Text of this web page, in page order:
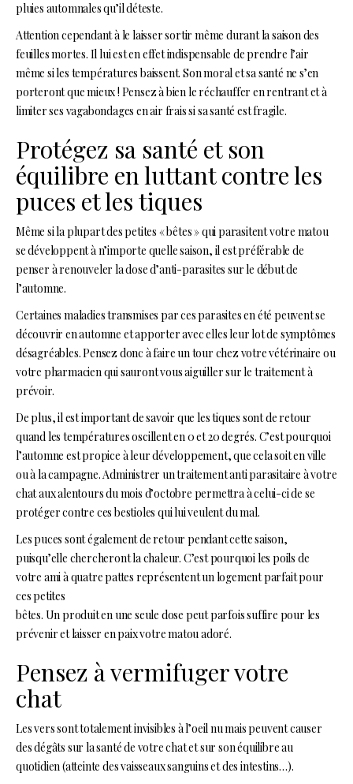
pluies automnales qu’il déteste.
Attention cependant à le laisser sortir même durant la saison des
feuilles mortes. Il lui est en effet indispensable de prendre l’air
même si les températures baissent. Son moral et sa santé ne s’en
porteront que mieux ! Pensez à bien le réchauffer en rentrant et à
limiter ses vagabondages en air frais si sa santé est fragile.
Protégez sa santé et son
équilibre en luttant contre les
puces et les tiques
Même si la plupart des petites « bêtes » qui parasitent votre matou
se développent à n’importe quelle saison, il est préférable de
penser à renouveler la dose d’anti-parasites sur le début de
l’automne.
Certaines maladies transmises par ces parasites en été peuvent se
découvrir en automne et apporter avec elles leur lot de symptômes
désagréables. Pensez donc à faire un tour chez votre vétérinaire ou
votre pharmacien qui sauront vous aiguiller sur le traitement à
prévoir.
De plus, il est important de savoir que les tiques sont de retour
quand les températures oscillent en 0 et 20 degrés. C’est pourquoi
l’automne est propice à leur développement, que cela soit en ville
ou à la campagne. Administrer un traitement anti parasitaire à votre
chat aux alentours du mois d’octobre permettra à celui-ci de se
protéger contre ces bestioles qui lui veulent du mal.
Les puces sont également de retour pendant cette saison,
puisqu’elle chercheront la chaleur. C’est pourquoi les poils de
votre ami à quatre pattes représentent un logement parfait pour
ces petites
bêtes. Un produit en une seule dose peut parfois suffire pour les
prévenir et laisser en paix votre matou adoré.
Pensez à vermifuger votre
chat
Les vers sont totalement invisibles à l’oeil nu mais peuvent causer
des dégâts sur la santé de votre chat et sur son équilibre au
quotidien (atteinte des vaisseaux sanguins et des intestins…).